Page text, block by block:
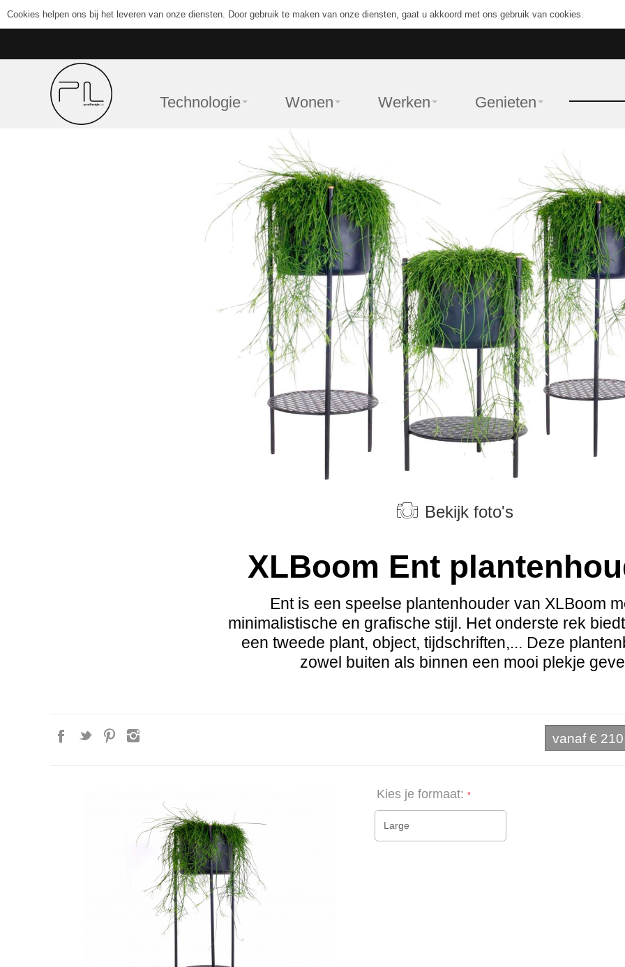
Cookies helpen ons bij het leveren van onze diensten. Door gebruik te maken van onze diensten, gaat u akkoord met ons gebruik van cookies.
Technologie Wonen Werken Genieten
Bekijk foto's
XLBoom Ent
Ent is een speelse plantenhouder van XLBoom
minimalistische en grafische stijl. Het onderste rek
een tweede plant, object, tijdschriften,... Deze
zowel buiten als binnen een mooi plekje
vanaf€
Kies je formaat:
Large